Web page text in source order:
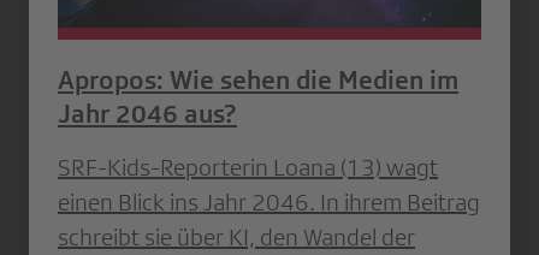
Apropos: Wie sehen die Medien im
Jahr 2046 aus?
SRF-Kids-Reporterin Loana (13) wagt
einen Blick ins Jahr 2046. In ihrem Beitrag
schreibt sie über KI, den Wandel der